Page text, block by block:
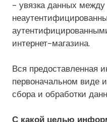
- увязка данных между
интернет-магазина.
Вся предоставленная
первоначальном виде
сбора и обработки
С какой целью